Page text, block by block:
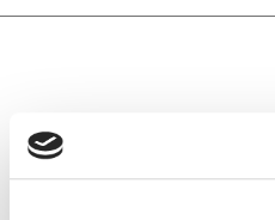
TECHNICAL